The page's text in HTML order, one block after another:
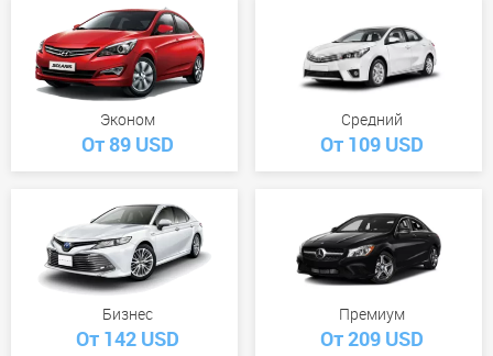
Эконом
От 89 USD
Средний
От 109 USD
Бизнес
От 142 USD
Премиум
От 209 USD